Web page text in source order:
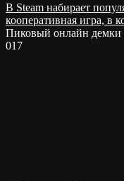
В Steam набирает
кооперативная игра, в
Пиковый онлайн демки
017